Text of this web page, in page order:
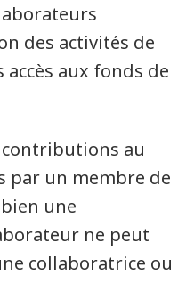
des activités de
accès aux fonds de
au
par un membre de
une
ne peut
collaboratrice ou